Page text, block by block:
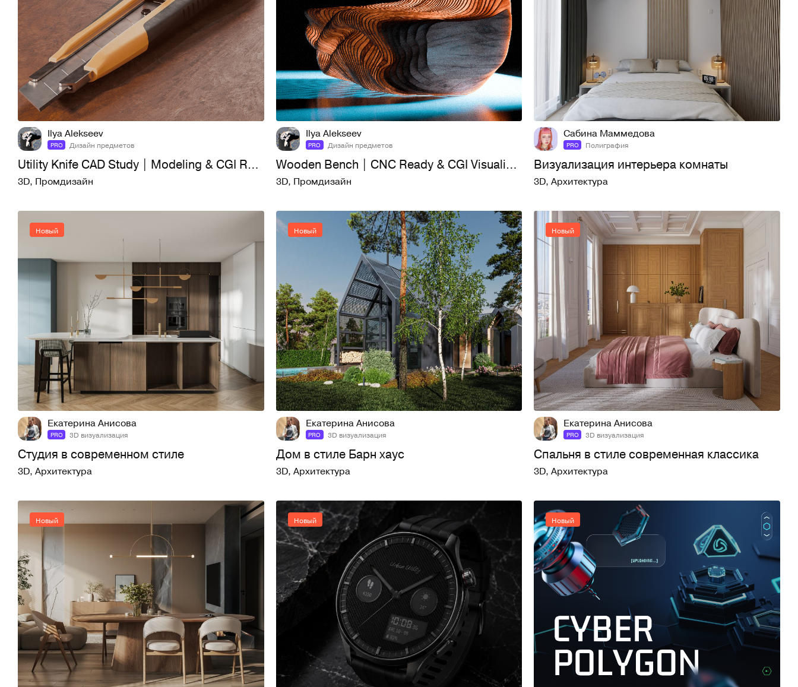
6 29
Ilya Alekseev
PRO Дизайн предметов
Utility Knife CAD Study | Modeling & CGI Rendering
3D, Промдизайн
7 32
Ilya Alekseev
PRO Дизайн предметов
Wooden Bench | CNC Ready & CGI Visualization
3D, Промдизайн
5 30
Сабина Маммедова
PRO Полиграфия
Визуализация интерьера комнаты
3D,Архитектура
Новый
5 28
Екатерина Анисова
PRO 3D визуализация
Студия в современном стиле
3D, Архитектура
Новый
2 27
Екатерина Анисова
PRO 3D визуализация
Дом в стиле Барн хаус
3D, Архитектура
Новый
2 24
Екатерина Анисова
PRO 3D визуализация
Спальня в стиле современная классика
3D,Архитектура
Новый
6 40
Новый
10 41
Новый
8